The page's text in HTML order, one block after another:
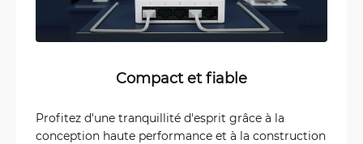
Compact et fiable
Profitez d'une tranquillité d'esprit grâce à la
conception haute performance et à la construction